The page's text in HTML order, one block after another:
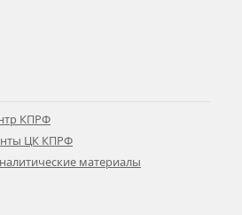
КПРФ
ЦК КПРФ
материалы